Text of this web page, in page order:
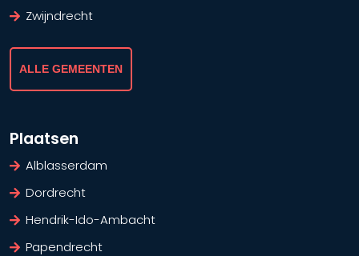
Zwijndrecht
ALLE GEMEENTEN
Plaatsen
Alblasserdam
Dordrecht
Hendrik-Ido-Ambacht
Papendrecht